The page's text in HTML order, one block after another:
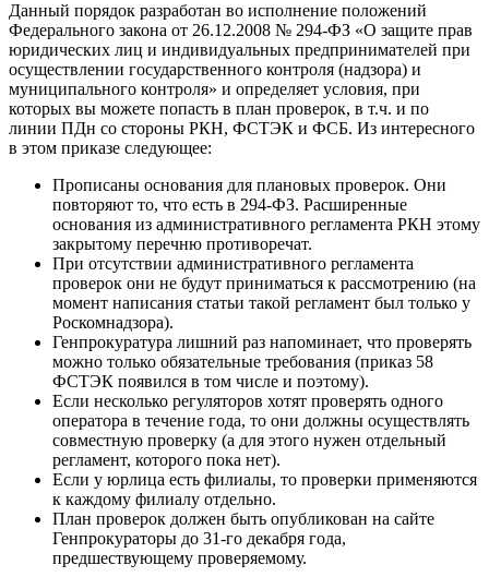
Данный порядок разработан во исполнение положений
Федерального закона от 26.12.2008 № 294-ФЗ «О защите прав
юридических лиц и индивидуальных предпринимателей при
осуществлении государственного контроля (надзора) и
муниципального контроля» и определяет условия, при
которых вы можете попасть в план проверок, в т.ч. и по
линии ПДн со стороны РКН, ФСТЭК и ФСБ. Из интересного
в этом приказе следующее:
Прописаны основания для плановых проверок. Они
повторяют то, что есть в 294-ФЗ. Расширенные
основания из административного регламента РКН этому
закрытому перечню противоречат.
При отсутствии административного регламента
проверок они не будут приниматься к рассмотрению (на
момент написания статьи такой регламент был только у
Роскомнадзора).
Генпрокуратура лишний раз напоминает, что проверять
можно только обязательные требования (приказ 58
ФСТЭК появился в том числе и поэтому).
Если несколько регуляторов хотят проверять одного
оператора в течение года, то они должны осуществлять
совместную проверку (а для этого нужен отдельный
регламент, которого пока нет).
Если у юрлица есть филиалы, то проверки применяются
к каждому филиалу отдельно.
План проверок должен быть опубликован на сайте
Генпрокураторы до 31-го декабря года,
предшествующему проверяемому.